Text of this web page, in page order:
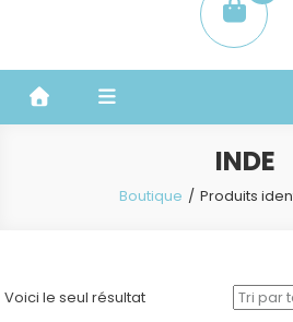
item
INDE
Boutique Produits
Voici le seul résultat